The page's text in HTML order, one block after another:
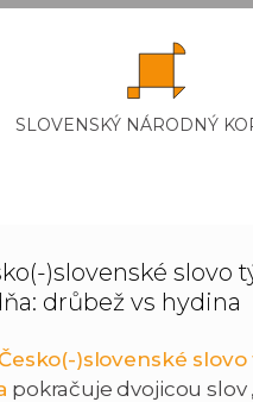
SLOVENSKÝ NÁRODNÝ
)slovenské slovo
drůbež vs hydina
)slovenské
pokračuje dvojicou slov